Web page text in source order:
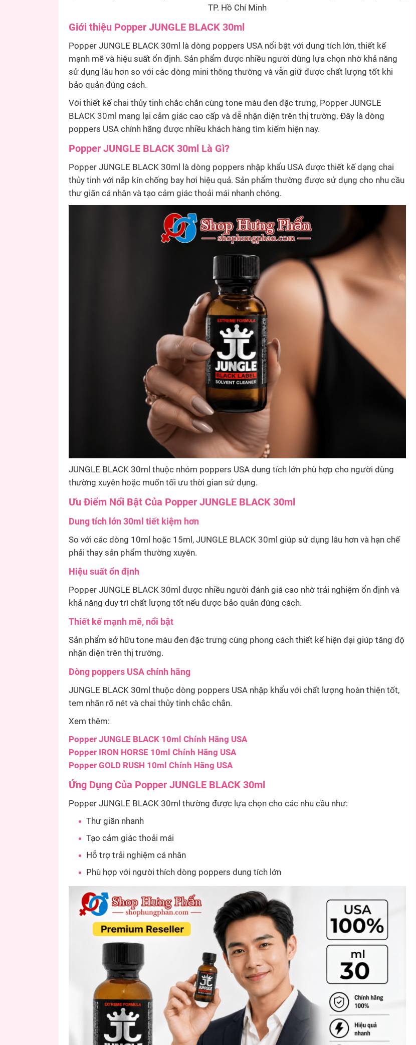
TP. Hồ Chí Minh
Giới thiệu Popper JUNGLE BLACK 30ml
Popper JUNGLE BLACK 30ml là dòng poppers USA nổi bật với dung tích lớn, thiết kế
mạnh mẽ và hiệu suất ổn định. Sản phẩm được nhiều người dùng lựa chọn nhờ khả năng
sử dụng lâu hơn so với các dòng mini thông thường và vẫn giữ được chất lượng tốt khi
bảo quản đúng cách.
Với thiết kế chai thủy tinh chắc chắn cùng tone màu đen đặc trưng, Popper JUNGLE
BLACK 30ml mang lại cảm giác cao cấp và dễ nhận diện trên thị trường. Đây là dòng
poppers USA chính hãng được nhiều khách hàng tìm kiếm hiện nay.
Popper JUNGLE BLACK 30ml Là Gì?
Popper JUNGLE BLACK 30ml là dòng poppers nhập khẩu USA được thiết kế dạng chai
thủy tinh với nắp kín chống bay hơi hiệu quả. Sản phẩm thường được sử dụng cho nhu cầu
thư giãn cá nhân và tạo cảm giác thoải mái nhanh chóng.
JUNGLE BLACK 30ml thuộc nhóm poppers USA dung tích lớn phù hợp cho người dùng
thường xuyên hoặc muốn tối ưu thời gian sử dụng.
Ưu Điểm Nổi Bật Của Popper JUNGLE BLACK 30ml
Dung tích lớn 30ml tiết kiệm hơn
So với các dòng 10ml hoặc 15ml, JUNGLE BLACK 30ml giúp sử dụng lâu hơn và hạn chế
phải thay sản phẩm thường xuyên.
Hiệu suất ổn định
Popper JUNGLE BLACK 30ml được nhiều người đánh giá cao nhờ trải nghiệm ổn định và
khả năng duy trì chất lượng tốt nếu được bảo quản đúng cách.
Thiết kế mạnh mẽ, nổi bật
Sản phẩm sở hữu tone màu đen đặc trưng cùng phong cách thiết kế hiện đại giúp tăng độ
nhận diện trên thị trường.
Dòng poppers USA chính hãng
JUNGLE BLACK 30ml thuộc dòng poppers USA nhập khẩu với chất lượng hoàn thiện tốt,
tem nhãn rõ nét và chai thủy tinh chắc chắn.
Xem thêm:
Popper JUNGLE BLACK 10ml Chính Hãng USA
Popper IRON HORSE 10ml Chính Hãng USA
Popper GOLD RUSH 10ml Chính Hãng USA
Ứng Dụng Của Popper JUNGLE BLACK 30ml
Popper JUNGLE BLACK 30ml thường được lựa chọn cho các nhu cầu như:
Thư giãn nhanh
Tạo cảm giác thoải mái
Hỗ trợ trải nghiệm cá nhân
Phù hợp với người thích dòng poppers dung tích lớn